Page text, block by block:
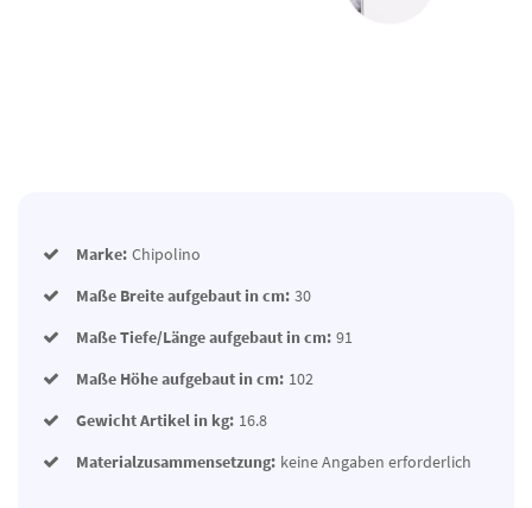
Marke: Chipolino
Maße Breite aufgebaut in cm: 30
Maße Tiefe/Länge aufgebaut in cm: 91
Maße Höhe aufgebaut in cm: 102
Gewicht Artikel in kg: 16.8
Materialzusammensetzung: keine Angaben erforderlich